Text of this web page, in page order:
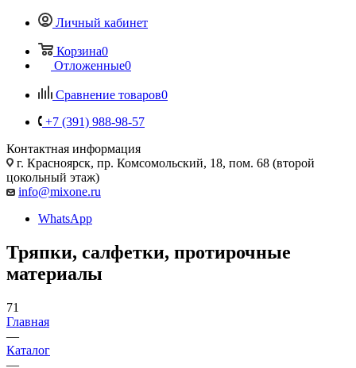
Личный кабинет
Корзина0
Отложенные0
Сравнение товаров0
+7 (391) 988-98-57
Контактная информация
г. Красноярск, пр. Комсомольский, 18, пом. 68 (второй
цокольный этаж)
info@mixone.ru
WhatsApp
Тряпки, салфетки, протирочные
материалы
71
Главная
—
Каталог
—